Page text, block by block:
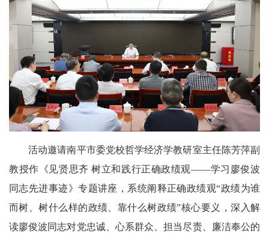
活动邀请南平市委党校哲学经济学教研室主任陈芳萍副
教授作《见贤思齐 树立和践行正确政绩观——学习廖俊波
同志先进事迹》专题讲座，系统阐释正确政绩观“政绩为谁
而树、树什么样的政绩、靠什么树政绩”核心要义，深入解
读廖俊波同志对党忠诚、心系群众、担当尽责、廉洁奉公的